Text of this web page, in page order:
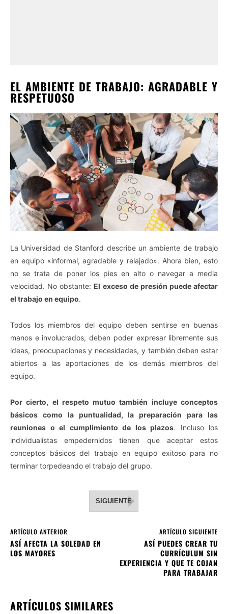
EL AMBIENTE DE TRABAJO: AGRADABLE Y
RESPETUOSO
La Universidad de Stanford describe un ambiente de trabajo
en equipo «informal, agradable y relajado». Ahora bien, esto
no se trata de poner los pies en alto o navegar a media
velocidad. No obstante: El exceso de presión puede afectar
el trabajo en equipo.
Todos los miembros del equipo deben sentirse en buenas
manos e involucrados, deben poder expresar libremente sus
ideas, preocupaciones y necesidades, y también deben estar
abiertos a las aportaciones de los demás miembros del
equipo.
Por cierto, el respeto mutuo también incluye conceptos
básicos como la puntualidad, la preparación para las
reuniones o el cumplimiento de los plazos. Incluso los
individualistas empedernidos tienen que aceptar estos
conceptos básicos del trabajo en equipo exitoso para no
terminar torpedeando el trabajo del grupo.
SIGUIENTE
ARTÍCULO ANTERIOR
ASÍ AFECTA LA SOLEDAD EN
LOS MAYORES
ARTÍCULO SIGUIENTE
ASÍ PUEDES CREAR TU
CURRÍCULUM SIN
EXPERIENCIA Y QUE TE COJAN
PARA TRABAJAR
ARTÍCULOS SIMILARES